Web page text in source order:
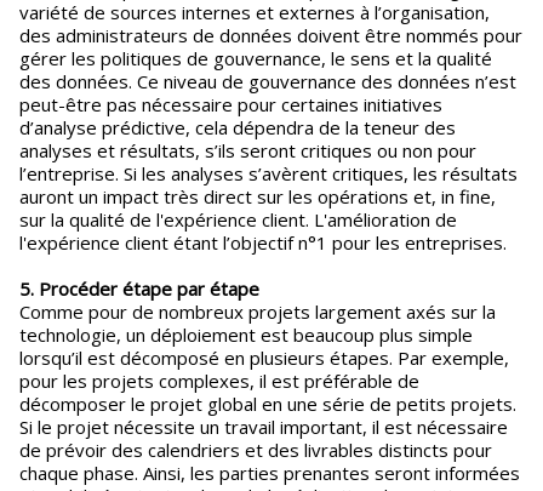
variété de sources internes et externes à l’organisation,
des administrateurs de données doivent être nommés pour
gérer les politiques de gouvernance, le sens et la qualité
des données. Ce niveau de gouvernance des données n’est
peut-être pas nécessaire pour certaines initiatives
d’analyse prédictive, cela dépendra de la teneur des
analyses et résultats, s’ils seront critiques ou non pour
l’entreprise. Si les analyses s’avèrent critiques, les résultats
auront un impact très direct sur les opérations et, in fine,
sur la qualité de l'expérience client. L'amélioration de
l'expérience client étant l’objectif n°1 pour les entreprises.
5. Procéder étape par étape
Comme pour de nombreux projets largement axés sur la
technologie, un déploiement est beaucoup plus simple
lorsqu’il est décomposé en plusieurs étapes. Par exemple,
pour les projets complexes, il est préférable de
décomposer le projet global en une série de petits projets.
Si le projet nécessite un travail important, il est nécessaire
de prévoir des calendriers et des livrables distincts pour
chaque phase. Ainsi, les parties prenantes seront informées